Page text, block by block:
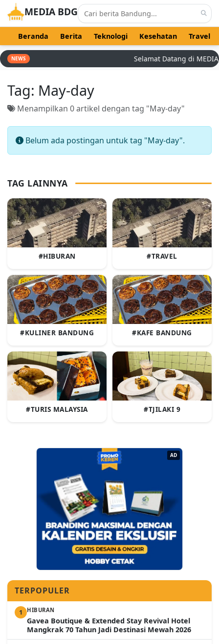
MEDIA BDG
Beranda Berita Teknologi Kesehatan Travel
NEWS Selamat Datang di
Tag: May-day
Menampilkan 0 artikel dengan tag "May-day"
Belum ada postingan untuk tag "May-day".
TAG LAINNYA
#HIBURAN #TRAVEL
#KULINER BANDUNG #KAFE BANDUNG
#TURIS MALAYSIA #TJILAKI 9
AD
TERPOPULER
1 HIBURAN
Gavea Boutique & Extended Stay Revival Hotel
Mangkrak 70 Tahun Jadi Destinasi Mewah 2026